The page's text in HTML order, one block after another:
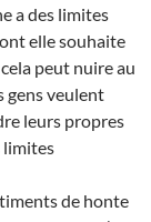
a des limites
elle souhaite
peut nuire au
gens veulent
leurs propres
limites
de honte